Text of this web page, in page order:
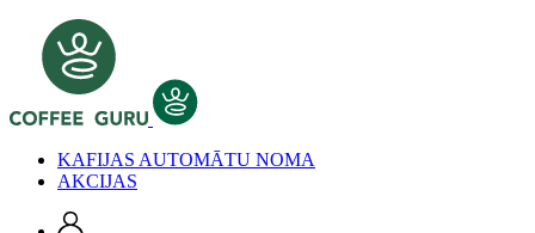
KAFIJAS AUTOMĀTU NOMA
AKCIJAS